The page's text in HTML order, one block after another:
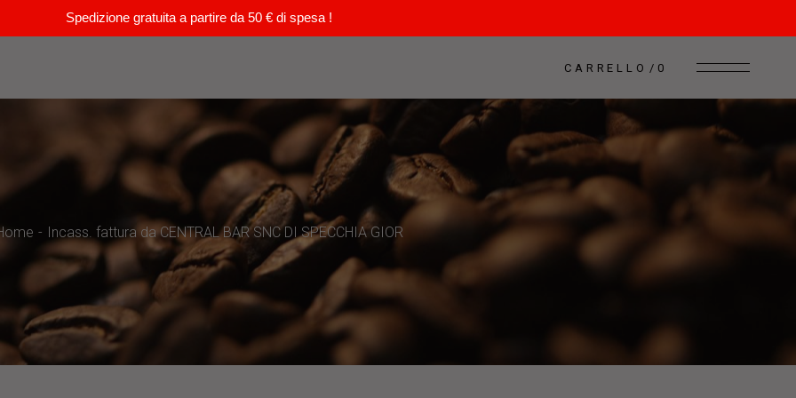
Spedizione gratuita a partire da 50 € di spesa !
CARRELLO 0
Incass. fattura da CENTRAL BAR SNC DI SPECCHIA GIOR